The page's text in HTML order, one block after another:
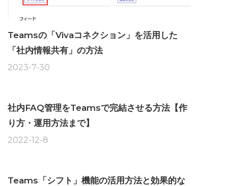
Teamsの「Vivaコネクション」を活用した
「社内情報共有」の方法
2023-7-30
社内FAQ管理をTeamsで完結させる方法【作
り方・運用方法まで】
2022-12-8
Teams「シフト」機能の活用方法と効果的な